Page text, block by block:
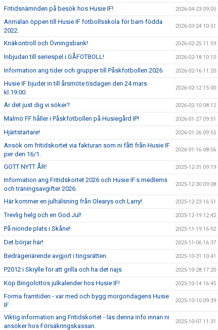
Fritidsnämnden på besök hos Husie IF! 2026-04-23 09:05
Anmälan öppen till Husie IF fotbollsskola för barn födda
2022.
2026-03-24 10:51
Knäkontroll och Övningsbank! 2026-02-25 11:59
Inbjudan till seriespel i GÅFOTBOLL! 2026-02-18 10:10
Information ang tider och grupper till Påskfotbollen 2026 2026-02-16 11:20
Husie IF bjuder in till årsmöte tisdagen den 24 mars
kl.19:00.
2026-02-12 15:00
Är det just dig vi söker? 2026-02-10 08:12
Malmö FF håller i Påskfotbollen på Husiegård IP! 2026-01-27 09:51
Hjärtstartare! 2026-01-26 09:55
Ansök om fritidskortet via fakturan som ni fått från Husie IF
per den 16/1.
2026-01-16 08:56
GOTT NYTT ÅR! 2025-12-31 09:19
Information ang Fritidskortet 2026 och Husie IF.s medlems
och träningsavgifter 2026.
2025-12-30 09:08
Här kommer en julhälsning från Olearys och Larry! 2025-12-23 16:51
Trevlig helg och en God Jul! 2025-12-19 12:42
På nionde plats i Skåne! 2025-11-19 16:02
Det börjar här! 2025-11-06 16:37
Bedrägeriärende avgjort i tingsrätten. 2025-10-31 10:41
P2012 i Skrylle för att grilla och ha det najs. 2025-10-28 17:20
Köp Bingolottos julkalender hos Husie IF! 2025-10-14 16:45
Forma framtiden - var med och bygg morgondagens Husie
IF
2025-10-10 09:39
Viktig information ang Fritidskortet - läs denna info innan ni
ansöker hos Försäkringskassan.
2025-10-07 11:31